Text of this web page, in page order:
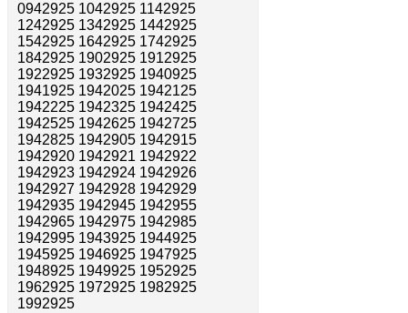
0942925 1042925 1142925
1242925 1342925 1442925
1542925 1642925 1742925
1842925 1902925 1912925
1922925 1932925 1940925
1941925 1942025 1942125
1942225 1942325 1942425
1942525 1942625 1942725
1942825 1942905 1942915
1942920 1942921 1942922
1942923 1942924 1942926
1942927 1942928 1942929
1942935 1942945 1942955
1942965 1942975 1942985
1942995 1943925 1944925
1945925 1946925 1947925
1948925 1949925 1952925
1962925 1972925 1982925
1992925